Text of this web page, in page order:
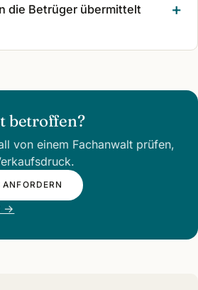
die Betrüger übermittelt
betroffen?
von einem Fachanwalt prüfen,
→